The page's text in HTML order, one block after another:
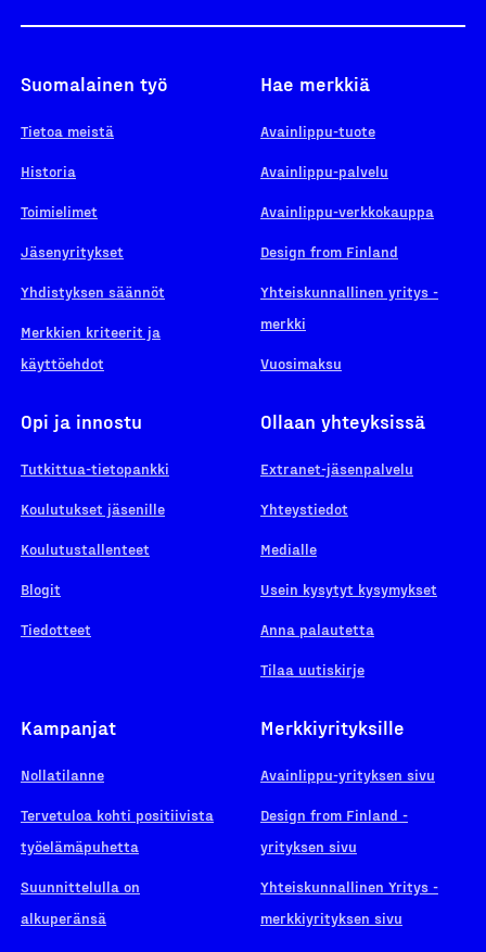
Suomalainen työ
Tietoa meistä
Historia
Toimielimet
Jäsenyritykset
Yhdistyksen säännöt
Merkkien kriteerit ja
käyttöehdot
Hae merkkiä
Avainlippu-tuote
Avainlippu-palvelu
Avainlippu-verkkokauppa
Design from Finland
Yhteiskunnallinen yritys -
merkki
Vuosimaksu
Opi ja innostu
Tutkittua-tietopankki
Koulutukset jäsenille
Koulutustallenteet
Blogit
Tiedotteet
Ollaan yhteyksissä
Extranet-jäsenpalvelu
Yhteystiedot
Medialle
Usein kysytyt kysymykset
Anna palautetta
Tilaa uutiskirje
Kampanjat
Nollatilanne
Tervetuloa kohti positiivista
työelämäpuhetta
Suunnittelulla on
alkuperänsä
Merkkiyrityksille
Avainlippu-yrityksen sivu
Design from Finland -
yrityksen sivu
Yhteiskunnallinen Yritys -
merkkiyrityksen sivu